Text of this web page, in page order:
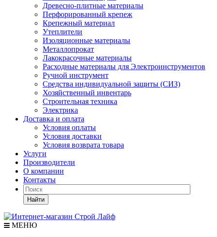
Древесно-плитные материалы
Перфорированный крепеж
Крепежный материал
Утеплители
Изоляционные материалы
Металлопрокат
Лакокрасочные материалы
Расходные материалы для Электроинструментов
Ручной инструмент
Средства индивидуальной защиты (СИЗ)
Хозяйственный инвентарь
Строительная техника
Электрика
Доставка и оплата
Условия оплаты
Условия доставки
Условия возврата товара
Услуги
Производители
О компании
Контакты
Найти
МЕНЮ